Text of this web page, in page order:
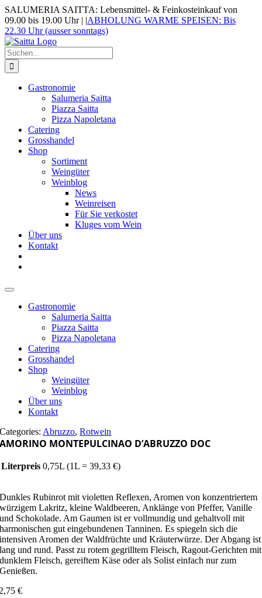
Zum
Inhalt
springen
SALUMERIA SAITTA: Lebensmittel- & Feinkosteinkauf von
09.00 bis 19.00 Uhr | |ABHOLUNG WARME SPEISEN: Bis
22.30 Uhr (ausser sonntags)
Suche
nach:
Gastronomie
Salumeria Saitta
Piazza Saitta
Pizza Napoletana
Catering
Grosshandel
Shop
Sortiment
Weingüter
Weinblog
News
Weinreisen
Für Sie verkostet
Kluges vom Wein
Über uns
Kontakt
Gastronomie
Salumeria Saitta
Piazza Saitta
Pizza Napoletana
Catering
Grosshandel
Shop
Weingüter
Weinblog
Über uns
Kontakt
Categories: Abruzzo,Rotwein
AMORINO MONTEPULCINAO D’ABRUZZO DOC
Literpreis 0,75L (1L = 39,33 €)
Dunkles Rubinrot mit violetten Reflexen, Aromen von konzentriertem
würzigem Lakritz, kleine Waldbeeren, Anklänge von Pfeffer, Vanille
und Schokolade. Am Gaumen ist er vollmundig und gehaltvoll mit
harmonischen gut eingebundenen Tanninen. Es spiegeln sich die
intensiven Aromen der Waldfrüchte und Kräuterwürze. Der Abgang ist
lang und rund. Passt zu rotem gegrilltem Fleisch, Ragout-Gerichten mit
dunklem Fleisch, gereiftem Käse oder als Solist einfach nur zum
Genießen.
€